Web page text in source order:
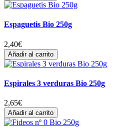
Espaguetis Bio 250g
2,40€
Añadir al carrito
Espirales 3 verduras Bio 250g
2,65€
Añadir al carrito